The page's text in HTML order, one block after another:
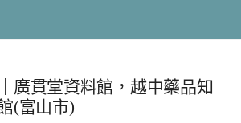
廣貫堂資料館，越中藥品知
(富山市)